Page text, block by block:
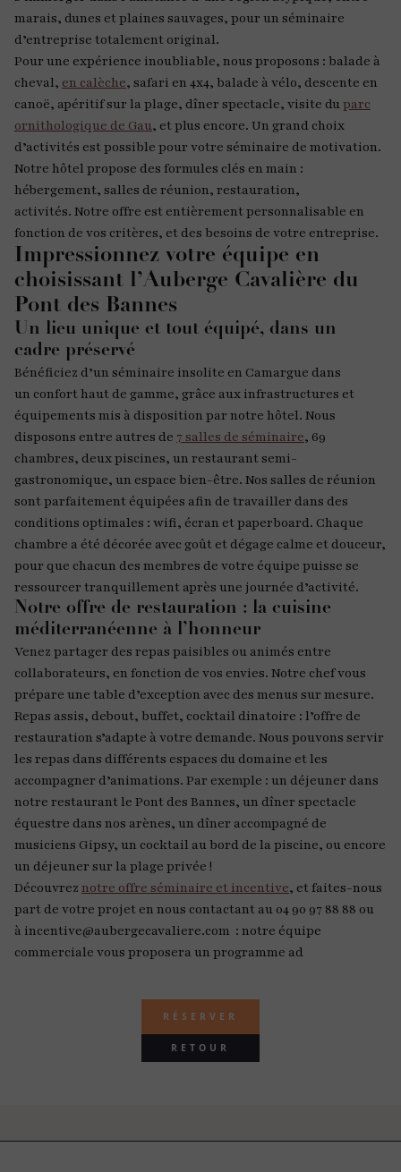
marais, dunes et plaines sauvages, pour un séminaire
d’entreprise totalement original.
Pour une expérience inoubliable, nous proposons : balade à
cheval, en calèche, safari en 4x4, balade à vélo, descente en
canoë, apéritif sur la plage, dîner spectacle, visite duparc
ornithologique de Gau, et plus encore. Un grand choix
d’activités est possible pour votre séminaire de motivation.
Notre hôtel propose des formules clés en main :
hébergement, salles de réunion, restauration,
activités. Notre offre est entièrement personnalisable en
fonction de vos critères, et des besoins de votre entreprise.
Impressionnez votre équipe en
choisissant l’Auberge Cavalière du
Pont des Bannes
Un lieu unique et tout équipé, dans un
cadre préservé
Bénéficiez d’un séminaire insolite en Camargue dans
un confort haut de gamme, grâce aux infrastructures et
équipements mis à disposition par notre hôtel. Nous
disposons entre autres de 7 salles de séminaire, 69
chambres, deux piscines, un restaurant semi-
gastronomique, un espace bien-être. Nos salles de réunion
sont parfaitement équipées afin de travailler dans des
conditions optimales : wifi, écran et paperboard. Chaque
chambre a été décorée avec goût et dégage calme et douceur,
pour que chacun des membres de votre équipe puisse se
ressourcer tranquillement après une journée d’activité.
Notre offre de restauration : la cuisine
méditerranéenne à l’honneur
Venez partager des repas paisibles ou animés entre
collaborateurs, en fonction de vos envies. Notre chef vous
prépare une table d’exception avec des menus sur mesure.
Repas assis, debout, buffet, cocktail dinatoire : l’offre de
restauration s’adapte à votre demande. Nous pouvons servir
les repas dans différents espaces du domaine et les
accompagner d’animations. Par exemple : un déjeuner dans
notre restaurant le Pont des Bannes, un dîner spectacle
équestre dans nos arènes, un dîner accompagné de
musiciens Gipsy, un cocktail au bord de la piscine, ou encore
un déjeuner sur la plage privée !
Découvrez notre offre séminaire et incentive, et faites-nous
part de votre projet en nous contactant au 04 90 97 88 88 ou
à incentive@aubergecavaliere.com : notre équipe
commerciale vous proposera un programme ad
RÉSERVER
RETOUR